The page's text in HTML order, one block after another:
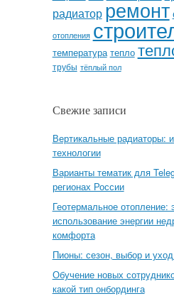
радиатор ремонт
отопления
температура тепло
трубы тёплый пол
Свежие записи
Вертикальные радиаторы:
технологии
Варианты тематик для
регионах России
Геотермальное
использование энергии
комфорта
Пионы: сезон, выбор и
Обучение новых
какой тип онбординга